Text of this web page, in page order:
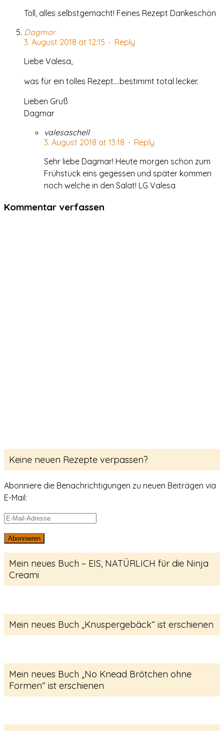
Toll, alles selbstgemacht! Feines Rezept Dankeschön
Dagmar
3. August 2018 at 12:15 · Reply
Liebe Valesa,
was für ein tolles Rezept….bestimmt total lecker.
Lieben Gruß
Dagmar
valesaschell
3. August 2018 at 13:18 · Reply
Sehr liebe Dagmar! Heute morgen schon zum
Frühstück eins gegessen und später kommen
noch welche in den Salat! LG Valesa
Kommentar verfassen
Keine neuen Rezepte verpassen?
Abonniere die Benachrichtigungen zu neuen Beiträgen via
E-Mail:
E-
Adresse
Abonnieren
Mein neues Buch – EIS, NATÜRLICH für die Ninja
Creami
Mein neues Buch „Knuspergebäck“ ist erschienen
Mein neues Buch „No Knead Brötchen ohne
Formen“ ist erschienen